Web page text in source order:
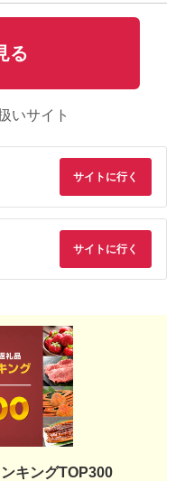
る
いサイト
サイトに行く
サイトに行く
キングTOP300